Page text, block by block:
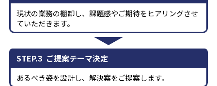
現状の業務の棚卸し、課題感やご期待をヒアリングさせ
ていただきます。
STEP.3 ご提案テーマ決定
あるべき姿を設計し、解決案をご提案します。